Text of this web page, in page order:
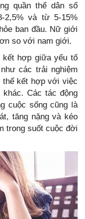
quần thể dân số
2,5% và từ 5-15%
ban đầu. Nữ giới
so với nam giới.
kết hợp giữa yếu tố
các trải nghiệm
kết hợp với việc
Các tác động
cuộc sống cũng là
tăng nặng và kéo
trong suốt cuộc đời